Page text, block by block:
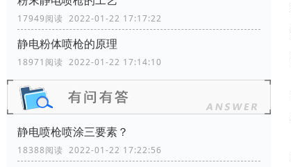
17949阅读 2022-01-22 17:17:22
静电粉体喷枪的原理
18971阅读 2022-01-22 17:14:10
静电喷枪喷涂三要素？
18388阅读 2022-01-22 17:22:56